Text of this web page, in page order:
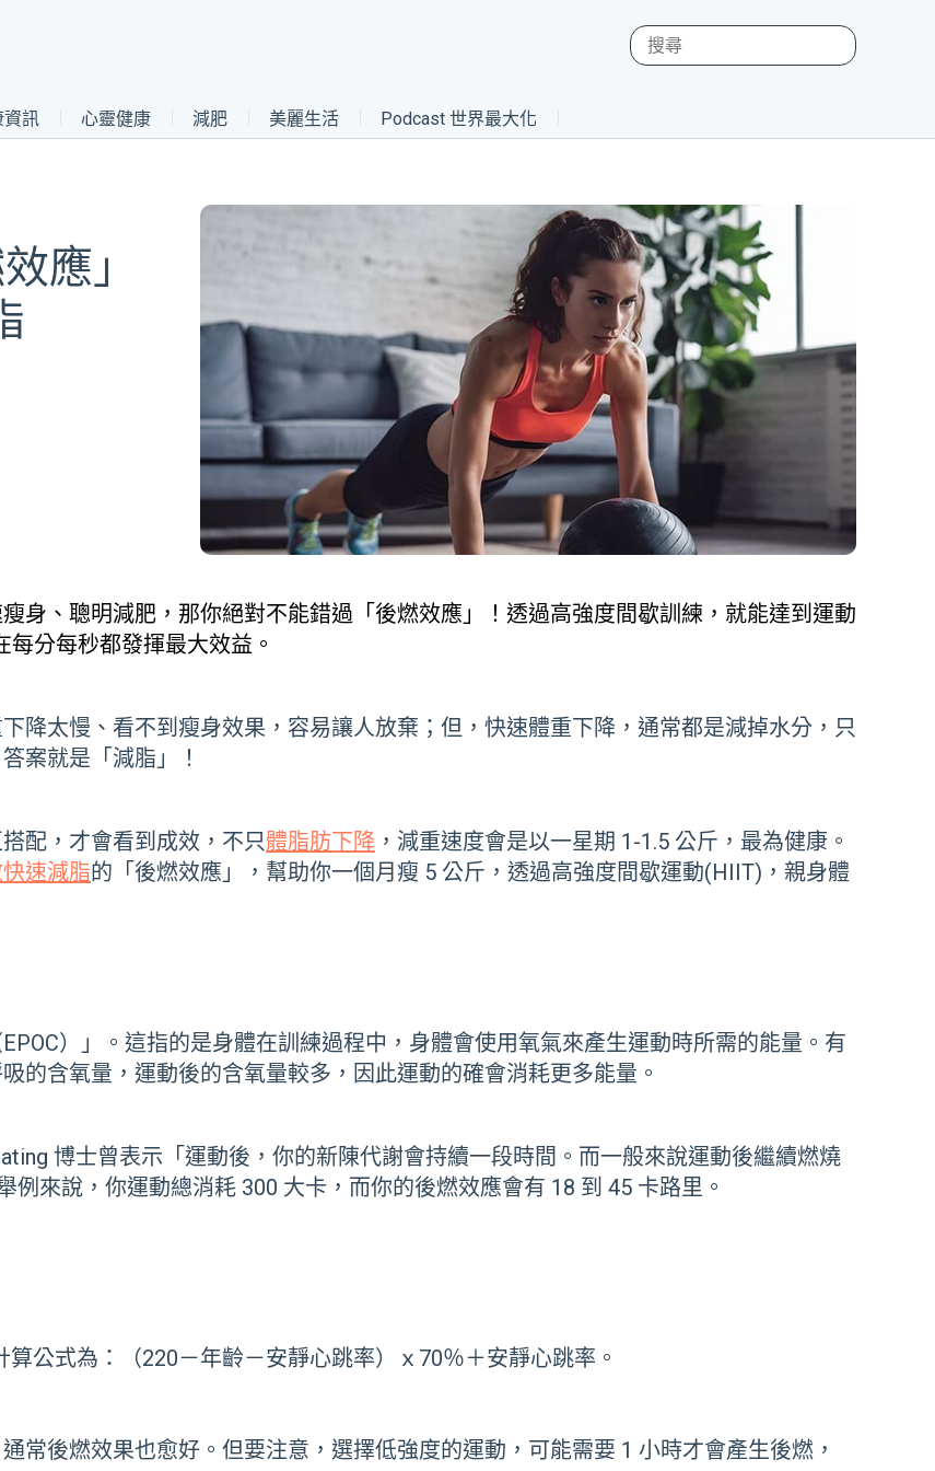
資訊 心靈健康 減肥 美麗生活 Podcast 世界最大化
應」
身、聰明減肥，那你絕對不能錯過「後燃效應」！透過高強度間歇訓練，就能達到運動
分每秒都發揮最大效益。
降太慢、看不到瘦身效果，容易讓人放棄；但，快速體重下降，通常都是減掉水分，只
案就是「減脂」！
配，才會看到成效，不只體脂肪下降 ，減重速度會是以一星期 1-1.5 公斤，最為健康。
速減脂的「後燃效應」，幫助你一個月瘦 5 公斤，透過高強度間歇運動(HIIT)，親身體
）」。這指的是身體在訓練過程中，身體會使用氧氣來產生運動時所需的能量。有
的含氧量，運動後的含氧量較多，因此運動的確會消耗更多能量。
博士曾表示「運動後，你的新陳代謝會持續一段時間。而一般來說運動後繼續燃燒
來說，你運動總消耗 300 大卡，而你的後燃效應會有 18 到 45 卡路里。
公式為：（220－年齡－安靜心跳率）ｘ70％＋安靜心跳率。
常後燃效果也愈好。但要注意，選擇低強度的運動，可能需要 1 小時才會產生後燃，